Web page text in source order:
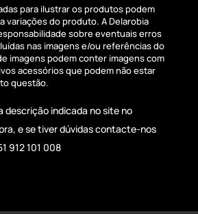
para ilustrar os produtos podem
variações do produto. A Delarobia
sobre eventuais erros
nas imagens e/ou referências do
imagens podem conter imagens com
acessórios que podem não estar
questão.
descrição indicada no site no
e se tiver dúvidas contacte-nos
912 101 008